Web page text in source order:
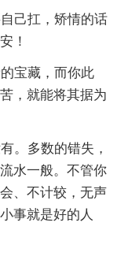
己扛，矫情的话
！
宝藏，而你此
，就能将其据为
多数的错失，
水一般。不管你
、不计较，无声
事就是好的人